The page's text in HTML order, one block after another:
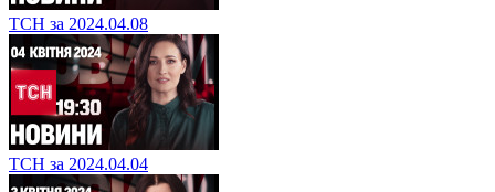
ТСН за 2024.04.08
ТСН за 2024.04.04